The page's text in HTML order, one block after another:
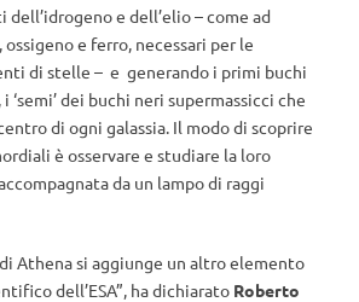
e dell’elio – come ad
e ferro, necessari per le
di stelle – e generando i primi buchi
‘semi’ dei buchi neri supermassicci che
di ogni galassia. Il modo di scoprire
è osservare e studiare la loro
da un lampo di raggi
Athena si aggiunge un altro elemento
dell’ESA”, ha dichiarato Roberto